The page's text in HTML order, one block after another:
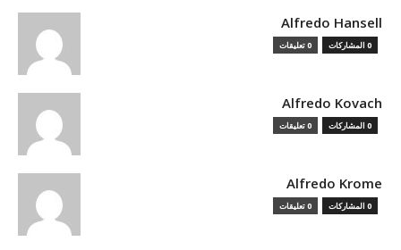
Alfredo Hansell
0 المشاركات 0 تعليقات
Alfredo Kovach
0 المشاركات 0 تعليقات
Alfredo Krome
0 المشاركات 0 تعليقات